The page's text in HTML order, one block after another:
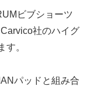
ビブショーツ
社のハイグ
す。
パッドと組み合